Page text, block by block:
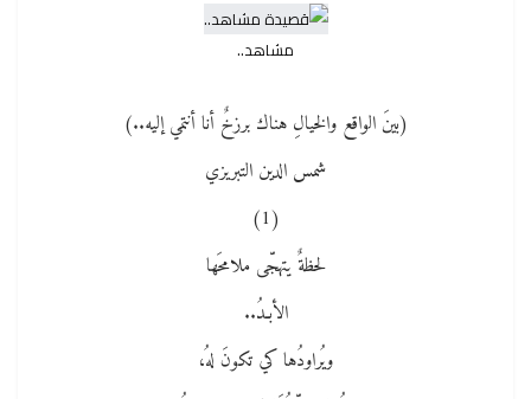
مشاهد..
(بينَ الواقع والخيالِ هناك برزخٌ أنا أنتمي إليه..)
شمس الدين التبريزي
(1)
لحظةٌ يتهجّى ملامحَها
الأبـدُ..
ويُراودُها كي تكونَ لهُ،